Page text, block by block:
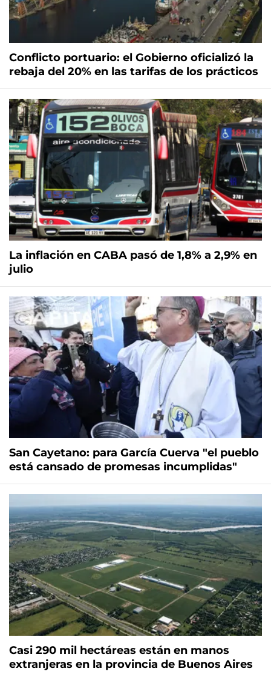
Conflicto portuario: el Gobierno oficializó la
rebaja del 20% en las tarifas de los prácticos
La inflación en CABA pasó de 1,8% a 2,9% en
julio
San Cayetano: para García Cuerva "el pueblo
está cansado de promesas incumplidas"
Casi 290 mil hectáreas están en manos
extranjeras en la provincia de Buenos Aires